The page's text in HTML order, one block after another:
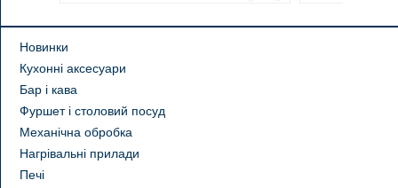
Новинки
Кухонні аксесуари
Бар і кава
Фуршет і столовий посуд
Механічна обробка
Нагрівальні прилади
Печі